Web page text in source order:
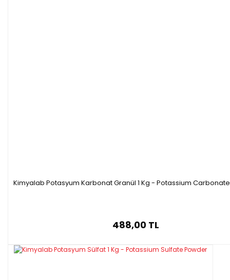
Kimyalab Potasyum Karbonat Granül 1 Kg - Potassium
488,00 TL